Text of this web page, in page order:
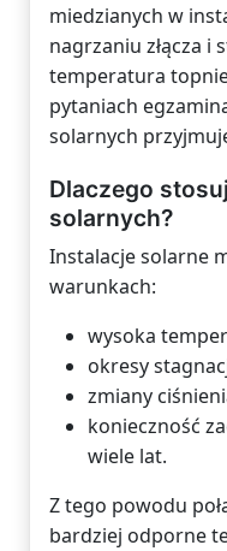
miedzianych w
nagrzaniu złącza
temperatura
pytaniach
solarnych
Dlaczego
solarnych?
Instalacje solarne
warunkach:
wysoka
okresy
zmiany
konieczność
wiele lat.
Z tego powodu
bardziej odporne